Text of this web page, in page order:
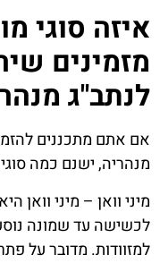
איזה סוגי
מזמינים
לנתב"ג
אם אתם מתכננים
מנהריה, ישנם כמה
מיני וואן – מיני וואן
לכשישה עד שמונה
למזוודות. מדובר על